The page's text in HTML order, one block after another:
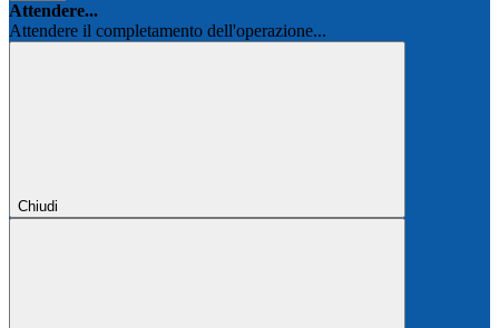
Attendere...
Attendere il completamento dell'operazione...
Chiudi